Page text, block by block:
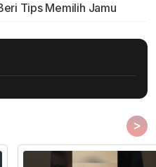
Tips Memilih Jamu
>